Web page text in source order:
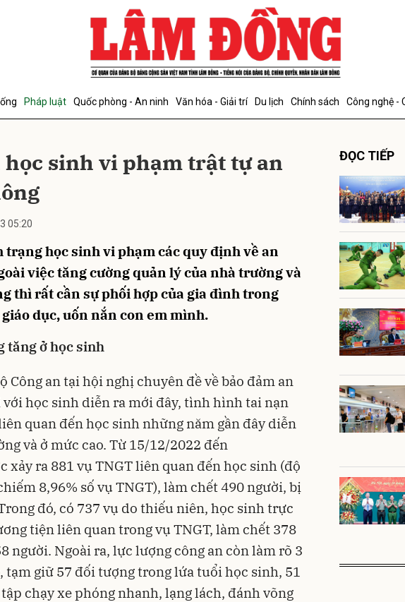
Pháp luật Quốc phòng - An ninh Văn hóa - Giải trí Du lịch Chính sách Công nghệ -
sinh vi phạm trật tự an
05:20
học sinh vi phạm các quy định về an
việc tăng cường quản lý của nhà trường và
thì rất cần sự phối hợp của gia đình trong
dục, uốn nắn con em mình.
tăng ở học sinh
Công an tại hội nghị chuyên đề về bảo đảm an
học sinh diễn ra mới đây, tình hình tai nạn
quan đến học sinh những năm gần đây diễn
và ở mức cao. Từ 15/12/2022 đến
xảy ra 881 vụ TNGT liên quan đến học sinh (độ
8,96% số vụ TNGT), làm chết 490 người, bị
đó, có 737 vụ do thiếu niên, học sinh trực
tiện liên quan trong vụ TNGT, làm chết 378
người. Ngoài ra, lực lượng công an còn làm rõ 3
tạm giữ 57 đối tượng trong lứa tuổi học sinh, 51
chạy xe phóng nhanh, lạng lách, đánh võng
ĐỌC TIẾP
Gửi bình luận
Gửi